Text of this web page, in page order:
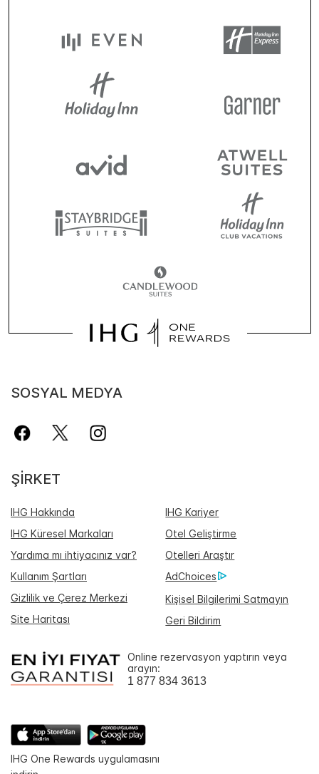
SOSYAL MEDYA
ŞIRKET
IHG Hakkında
IHG Kariyer
IHG Küresel Markaları
Otel Geliştirme
Yardıma mı ihtiyacınız var?
Otelleri Araştır
Kullanım Şartları
AdChoices
Gizlilik ve Çerez Merkezi
Kişisel Bilgilerimi Satmayın
Site Haritası
Geri Bildirim
Online rezervasyon yaptırın veya
arayın:
1 877 834 3613
IHG One Rewards uygulamasını